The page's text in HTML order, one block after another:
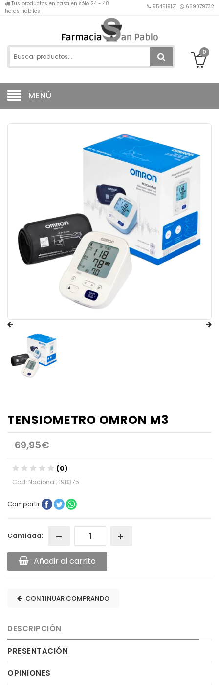
Tus productos en casa en sólo 24 - 48
horas hábiles
954519121 669079732
0
MENÚ
TENSIOMETRO OMRON M3
69,95€
(0)
Cod. Nacional: 198375
Compartir
Cantidad:
Añadir al carrito
CONTINUAR COMPRANDO
DESCRIPCIÓN
PRESENTACIÓN
OPINIONES